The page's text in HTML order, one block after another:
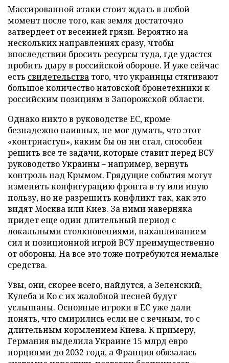
Массированной атаки стоит ждать в любой
момент после того, как земля достаточно
затвердеет от весенней грязи. Вероятно на
нескольких направлениях сразу, чтобы
впоследствии бросить ресурсы туда, где удастся
пробить дыру в российской обороне. И уже сейчас
есть свидетельства того, что украинцы стягивают
большое количество натовской бронетехники к
российским позициям в Запорожской области.
Однако никто в руководстве ЕС, кроме
безнадежно наивных, не мог думать, что этот
«контрнаступ», каким бы он ни стал, способен
решить все те задачи, которые ставит перед ВСУ
руководство Украины – например, вернуть
контроль над Крымом. Грядущие события могут
изменить конфигурацию фронта в ту или иную
пользу, но не разрешить конфликт так, как это
видят Москва или Киев. За ними наверняка
придет еще один длительный период с
локальными столкновениями, накапливанием
сил и позиционной игрой ВСУ преимущественно
от обороны. На все это тоже потребуются немалые
средства.
Увы, они, скорее всего, найдутся, а Зеленский,
Кулеба и Ко с их жалобной песней будут
услышаны. Основные игроки в ЕС уже дали
понять, что смирились если не с вечным, то с
длительным кормлением Киева. К примеру,
Германия выделила Украине 15 млрд евро
порциями до 2032 года, а Франция обязалась